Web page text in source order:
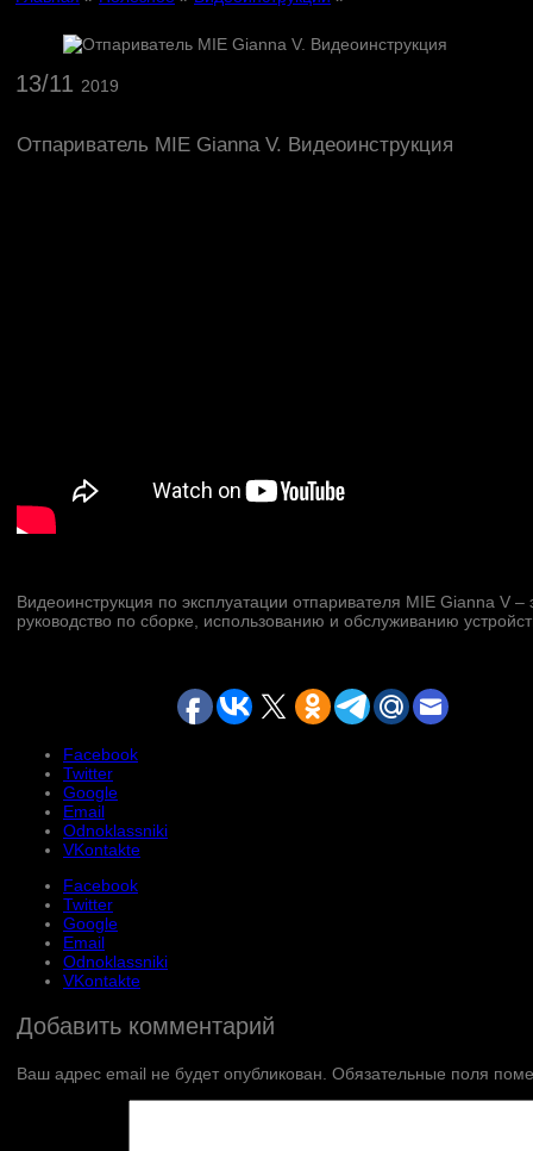
13/11 2019
Отпариватель MIE Gianna V. Видеоинструкция
Видеоинструкция по эксплуатации отпаривателя MIE Gianna V –
руководство по сборке, использованию и обслуживанию
Facebook
Twitter
Google
Email
Odnoklassniki
VKontakte
Facebook
Twitter
Google
Email
Odnoklassniki
VKontakte
Добавить комментарий
Ваш адрес email не будет опубликован. Обязательные поля